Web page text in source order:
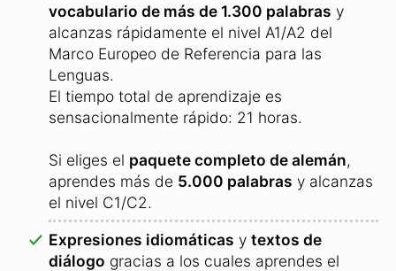
vocabulario de más de 1.300 palabras y
alcanzas rápidamente el nivel A1/A2 del
Marco Europeo de Referencia para las
Lenguas.
El tiempo total de aprendizaje es
sensacionalmente rápido: 21 horas.
Si eliges el paquete completo de alemán,
aprendes más de 5.000 palabras y alcanzas
el nivel C1/C2.
Expresiones idiomáticas y textos de
diálogo gracias a los cuales aprendes el